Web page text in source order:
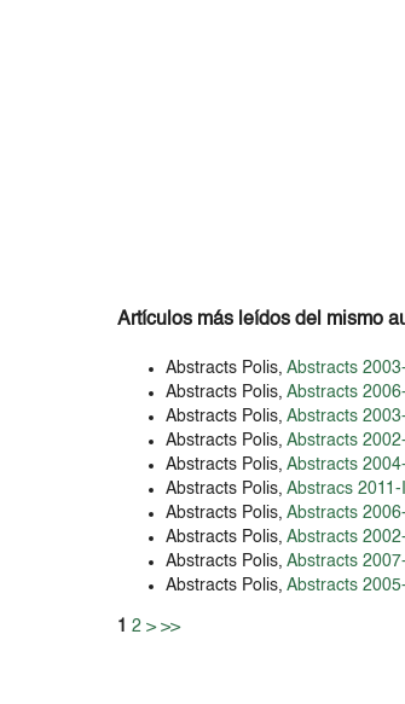
Artículos más leídos del mismo
Abstracts Polis,Abstracts
Abstracts Polis,Abstracts
Abstracts Polis,Abstracts
Abstracts Polis,Abstracts
Abstracts Polis,Abstracts
Abstracts Polis,Abstracs 2011-
Abstracts Polis,Abstracts
Abstracts Polis,Abstracts
Abstracts Polis,Abstracts
Abstracts Polis,Abstracts
1 2 > >>